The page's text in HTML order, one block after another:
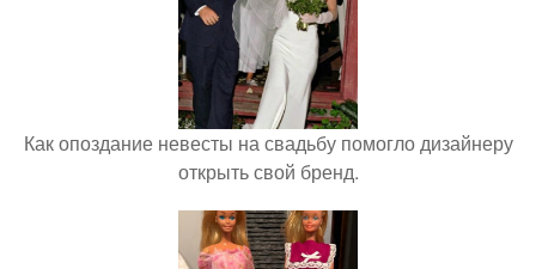
Как опоздание невесты на свадьбу помогло дизайнеру
открыть свой бренд.